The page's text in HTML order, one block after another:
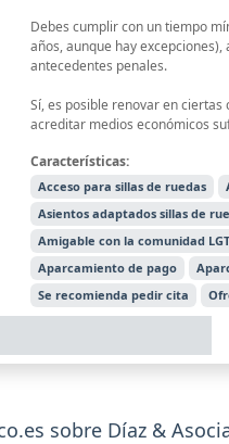
Debes cumplir con un tiempo
años, aunque hay excepciones),
antecedentes penales.
Sí, es posible renovar en
acreditar medios económicos
Características:
Acceso para sillas de ruedas
Asientos adaptados sillas de
Amigable con la comunidad
Aparcamiento de pago
Se recomienda pedir cita
sobre Díaz &